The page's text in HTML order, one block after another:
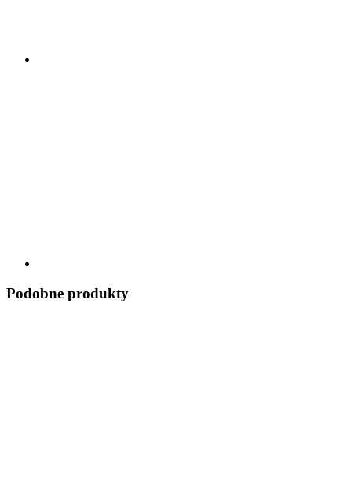
Podobne produkty